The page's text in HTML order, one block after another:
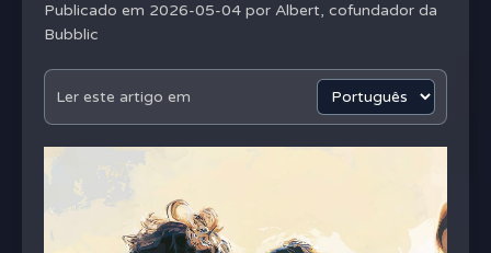
Publicado em 2026-05-04 por Albert, cofundador da
Bubblic
Ler este artigo em